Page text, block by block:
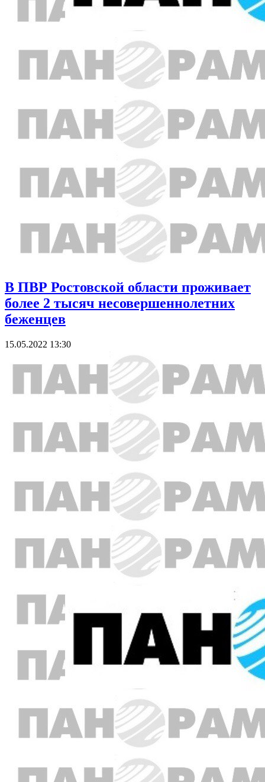
В ПВР Ростовской области проживает
более 2 тысяч несовершеннолетних
беженцев
15.05.2022 13:30